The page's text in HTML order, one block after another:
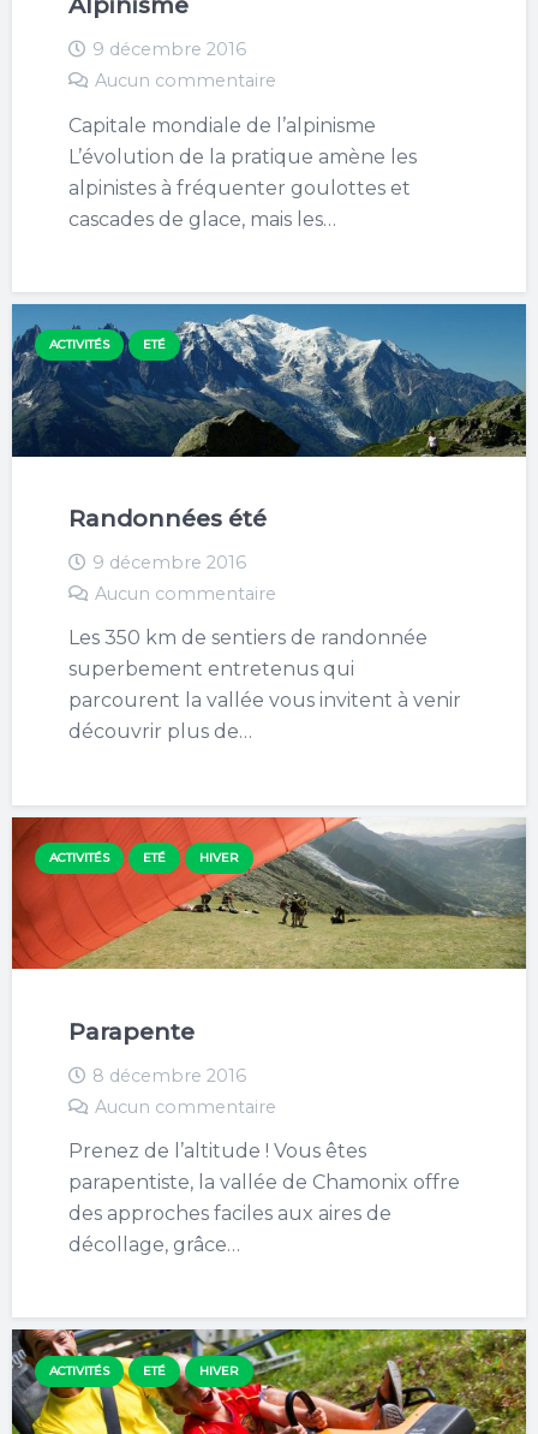
9 décembre 2016
Aucun commentaire
Capitale mondiale de l’alpinisme
L’évolution de la pratique amène les
alpinistes à fréquenter goulottes et
cascades de glace, mais les…
ACTIVITÉS ETÉ
Randonnées été
9 décembre 2016
Aucun commentaire
Les 350 km de sentiers de randonnée
superbement entretenus qui
parcourent la vallée vous invitent à venir
découvrir plus de…
ACTIVITÉS ETÉ HIVER
Parapente
8 décembre 2016
Aucun commentaire
Prenez de l’altitude ! Vous êtes
parapentiste, la vallée de Chamonix offre
des approches faciles aux aires de
décollage, grâce…
ACTIVITÉS ETÉ HIVER